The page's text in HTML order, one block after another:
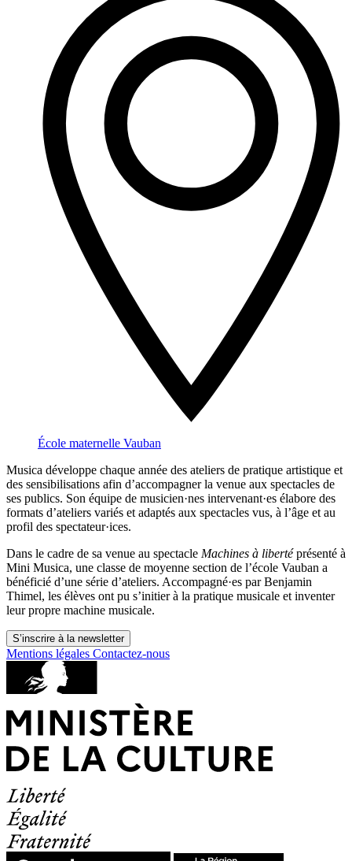
École maternelle Vauban
Musica développe chaque année des ateliers de pratique artistique et
des sensibilisations afin d’accompagner la venue aux spectacles de
ses publics. Son équipe de musicien·nes intervenant·es élabore des
formats d’ateliers variés et adaptés aux spectacles vus, à l’âge et au
profil des spectateur·ices.
Dans le cadre de sa venue au spectacle Machines à libertéprésenté à
Mini Musica, une classe de moyenne section de l’école Vauban a
bénéficié d’une série d’ateliers. Accompagné·es par Benjamin
Thimel, les élèves ont pu s’initier à la pratique musicale et inventer
leur propre machine musicale.
S’inscrire à la newsletter
Mentions légales Contactez-nous